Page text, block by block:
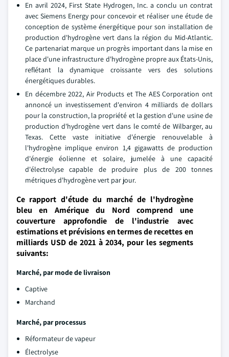
En avril 2024, First State Hydrogen, Inc. a conclu un contrat
avec Siemens Energy pour concevoir et réaliser une étude de
conception de système énergétique pour son installation de
production d'hydrogène vert dans la région du Mid-Atlantic.
Ce partenariat marque un progrès important dans la mise en
place d'une infrastructure d'hydrogène propre aux États-Unis,
reflétant la dynamique croissante vers des solutions
énergétiques durables.
En décembre 2022, Air Products et The AES Corporation ont
annoncé un investissement d'environ 4 milliards de dollars
pour la construction, la propriété et la gestion d'une usine de
production d'hydrogène vert dans le comté de Wilbarger, au
Texas. Cette vaste initiative d'énergie renouvelable à
l'hydrogène implique environ 1,4 gigawatts de production
d'énergie éolienne et solaire, jumelée à une capacité
d'électrolyse capable de produire plus de 200 tonnes
métriques d'hydrogène vert par jour.
Ce rapport d'étude du marché de l'hydrogène
bleu en Amérique du Nord comprend une
couverture approfondie de l'industrie avec
estimations et prévisions en termes de recettes en
milliards USD de 2021 à 2034, pour les segments
suivants:
Marché, par mode de livraison
Captive
Marchand
Marché, par processus
Réformateur de vapeur
Électrolyse